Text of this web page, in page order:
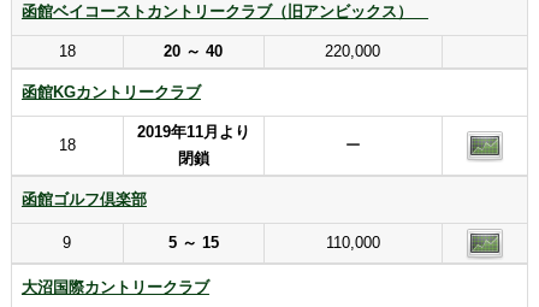
函館ベイコーストカントリークラブ（旧アンビックス）
18 20 ～ 40 220,000
函館KGカントリークラブ
18
2019年11月より
閉鎖
ー
函館ゴルフ倶楽部
9 5 ～ 15 110,000
大沼国際カントリークラブ